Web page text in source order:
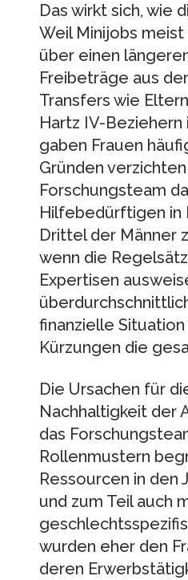
Das wirkt sich, wie
Weil Minijobs
über einen
Freibeträge aus
Transfers wie
Hartz IV-
gaben Frauen
Gründen
Forschungsteam
Hilfebedürftigen in
Drittel der Männer
wenn die
Expertisen
finanzielle
Kürzungen die
Die Ursachen für
Nachhaltigkeit der
das
Rollenmustern
Ressourcen in den
und zum Teil auch
wurden eher den
deren